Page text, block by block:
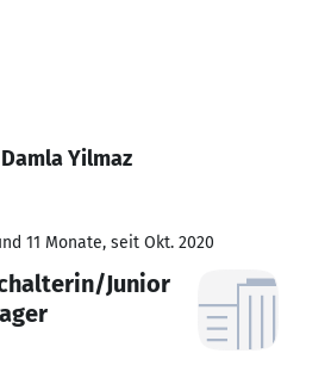
Yilmaz
11 Monate, seit Okt. 2020
Junior